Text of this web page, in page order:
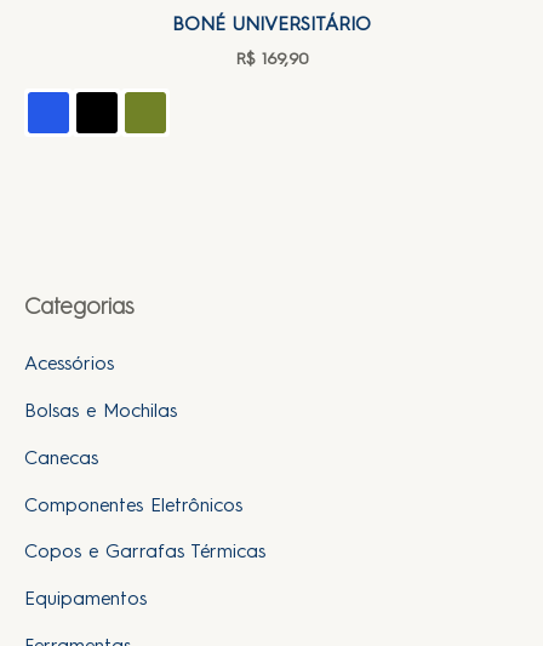
Categorias
Acessórios
Bolsas e Mochilas
Canecas
Componentes Eletrônicos
Copos e Garrafas Térmicas
Equipamentos
BONÉ UNIVERSITÁRIO
R$169,90